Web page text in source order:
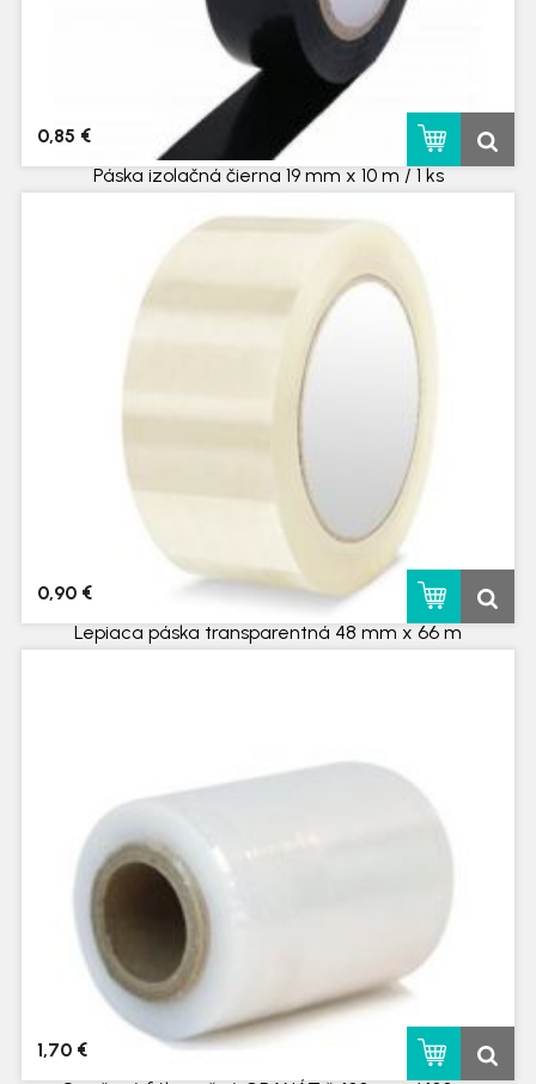
Páska izolačná čierna 19 mm x 10 m / 1 ks
0,85 €
Lepiaca páska transparentná 48 mm x 66 m
0,90 €
1,70 €